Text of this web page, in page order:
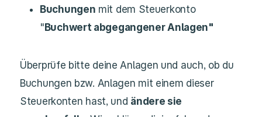
Buchungen mit dem Steuerkonto
" Buchwert abgegangener Anlagen"
Überprüfe bitte deine Anlagen und auch, ob du
Buchungen bzw. Anlagen mit einem dieser
Steuerkonten hast, und ändere sie